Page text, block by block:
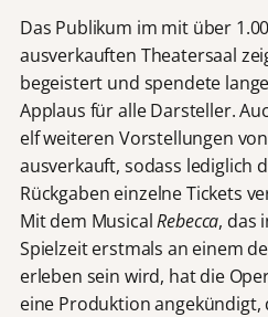
Das Publikum im mit über
ausverkauften Theatersaal
begeistert und spendete
Applaus für alle Darsteller.
elf weiteren Vorstellungen von
ausverkauft, sodass lediglich
Rückgaben einzelne Tickets
Mit dem MusicalRebecca, das
Spielzeit erstmals an einem
erleben sein wird, hat die
eine Produktion angekündigt,